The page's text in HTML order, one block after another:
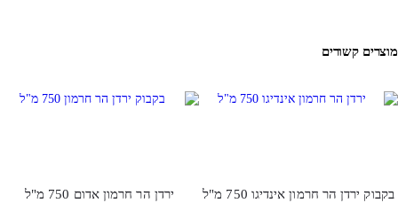
מוצרים קשורים
בקבוק ירדן הר חרמון אינדיגו 750 מ"ל ירדן הר חרמון אדום 750 מ"ל